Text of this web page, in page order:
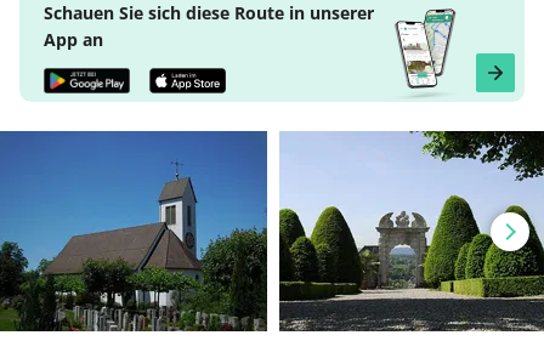
Schauen Sie sich diese Route in unserer
App an